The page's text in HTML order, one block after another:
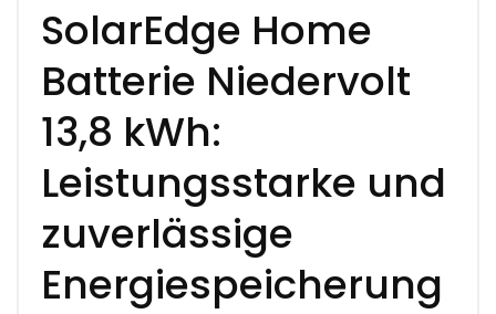
SolarEdge Home
Batterie Niedervolt
13,8 kWh:
Leistungsstarke und
zuverlässige
Energiespeicherung